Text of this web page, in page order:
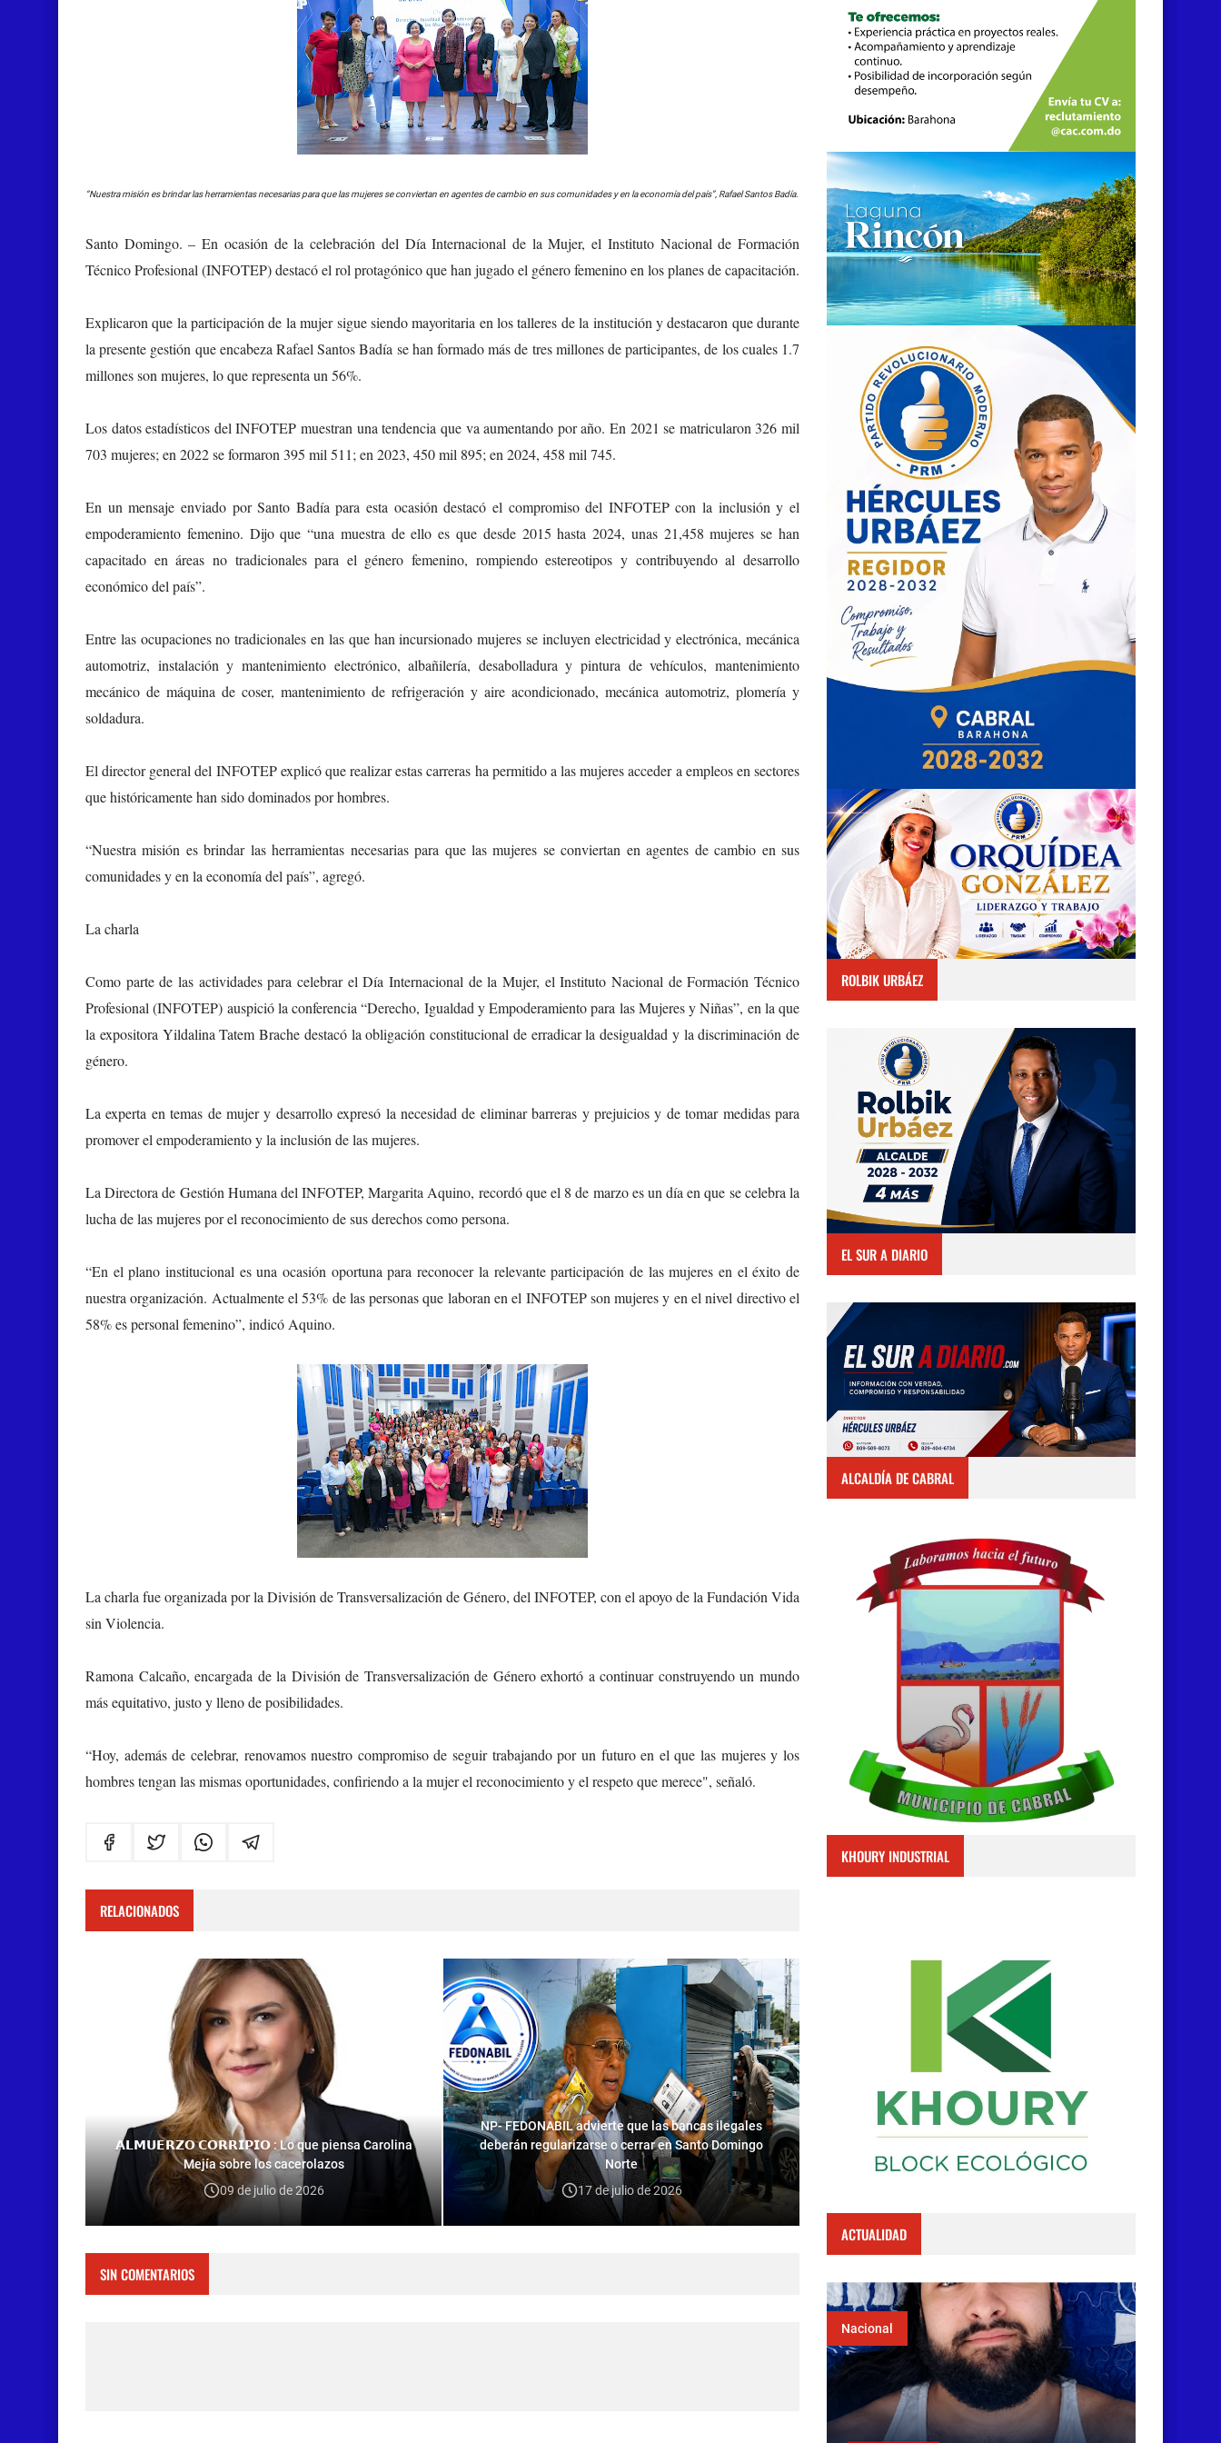
“Nuestra misión es brindar las herramientas necesarias para que las mujeres se conviertan en agentes de cambio en sus comunidades y en la economía del país”, Rafael Santos Badía.
Santo Domingo. –En ocasión de la celebración del Día Internacional de la Mujer, el Instituto Nacional de Formación
Técnico Profesional (INFOTEP) destacó el rol protagónico que han jugado el género femenino en los planes de capacitación.
Explicaron que la participación de la mujer sigue siendo mayoritaria en los talleres de la institución y destacaron que durante
la presente gestión que encabeza Rafael Santos Badía se han formado más de tres millones de participantes, de los cuales 1.7
millones son mujeres, lo que representa un 56%.
Los datos estadísticos del INFOTEP muestran una tendencia que va aumentando por año. En 2021 se matricularon 326 mil
703 mujeres; en 2022 se formaron 395 mil 511; en 2023, 450 mil 895; en 2024, 458 mil 745.
En un mensaje enviado por Santo Badía para esta ocasión destacó el compromiso del INFOTEP con la inclusión y el
empoderamiento femenino. Dijo que “una muestra de ello es que desde 2015 hasta 2024, unas 21,458 mujeres se han
capacitado en áreas no tradicionales para el género femenino, rompiendo estereotipos y contribuyendo al desarrollo
económico del país”.
Entre las ocupaciones no tradicionales en las que han incursionado mujeres se incluyen electricidad y electrónica, mecánica
automotriz, instalación y mantenimiento electrónico, albañilería, desabolladura y pintura de vehículos, mantenimiento
mecánico de máquina de coser, mantenimiento de refrigeración y aire acondicionado, mecánica automotriz, plomería y
soldadura.
El director general del INFOTEP explicó que realizar estas carreras ha permitido a las mujeres acceder a empleos en sectores
que históricamente han sido dominados por hombres.
“Nuestra misión es brindar las herramientas necesarias para que las mujeres se conviertan en agentes de cambio en sus
comunidades y en la economía del país”, agregó.
La charla
Como parte de las actividades para celebrar el Día Internacional de la Mujer, el Instituto Nacional de Formación Técnico
Profesional (INFOTEP) auspició la conferencia “Derecho, Igualdad y Empoderamiento para las Mujeres y Niñas”, en la que
la expositora Yildalina Tatem Brache destacó la obligación constitucional de erradicar la desigualdad y la discriminación de
género.
La experta en temas de mujer y desarrollo expresó la necesidad de eliminar barreras y prejuicios y de tomar medidas para
promover el empoderamiento y la inclusión de las mujeres.
La Directora de Gestión Humana del INFOTEP, Margarita Aquino, recordó que el 8 de marzo es un día en que se celebra la
lucha de las mujeres por el reconocimiento de sus derechos como persona.
“En el plano institucional es una ocasión oportuna para reconocer la relevante participación de las mujeres en el éxito de
nuestra organización. Actualmente el 53% de las personas que laboran en el INFOTEP son mujeres y en el nivel directivo el
58% es personal femenino”, indicó Aquino.
La charla fue organizada por la División de Transversalización de Género, del INFOTEP, con el apoyo de la Fundación Vida
sin Violencia.
Ramona Calcaño, encargada de la División de Transversalización de Género exhortó a continuar construyendo un mundo
más equitativo, justo y lleno de posibilidades.
“Hoy, además de celebrar, renovamos nuestro compromiso de seguir trabajando por un futuro en el que las mujeres y los
hombres tengan las mismas oportunidades, confiriendo a la mujer el reconocimiento y el respeto que merece", señaló.
RELACIONADOS
𝗔𝗟𝗠𝗨𝗘𝗥𝗭𝗢 𝗖𝗢𝗥𝗥𝗜𝗣𝗜𝗢 : Lo que piensa Carolina
Mejía sobre los cacerolazos
09 de julio de 2026
NP- FEDONABIL advierte que las bancas ilegales
deberán regularizarse o cerrar en Santo Domingo
Norte
17 de julio de 2026
SIN COMENTARIOS
ROLBIK URBÁEZ
EL SUR A DIARIO
ALCALDÍA DE CABRAL
KHOURY INDUSTRIAL
ACTUALIDAD
Nacional